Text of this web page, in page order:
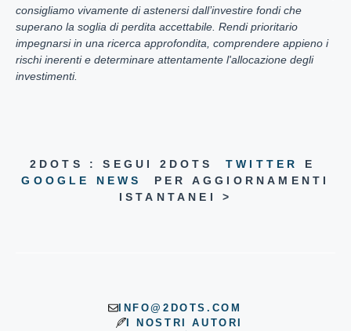
consigliamo vivamente di astenersi dall’investire fondi che
superano la soglia di perdita accettabile. Rendi prioritario
impegnarsi in una ricerca approfondita, comprendere appieno i
rischi inerenti e determinare attentamente l'allocazione degli
investimenti.
2DOTS : SEGUI 2DOTSTWITTER
E
GOOGLE NEWS
PER AGGIORNAMENTI
ISTANTANEI >
INFO@2DOTS.COM
I NOSTRI AUTORI